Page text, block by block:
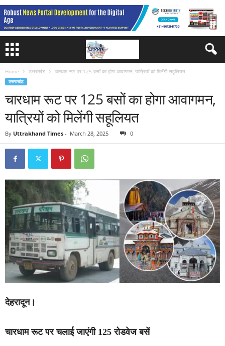
Home उत्तराखंड चारधाम रूट पर 125 बसों का होगा आवागमन, यात्रियों को मिलेंगी सहूलियत
उत्तराखंड
चारधाम रूट पर 125 बसों का होगा आवागमन,
यात्रियों को मिलेंगी सहूलियत
By Uttrakhand Times - March 28, 2025 0
देहरादून।
चारधाम रूट पर चलाई जाएंगी 125 रोडवेज बसें